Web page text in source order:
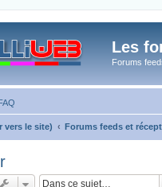
Les
Forums
vers le site) Forums feeds et